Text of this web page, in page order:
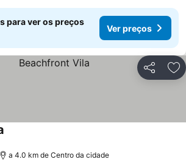
para ver os preços
Ver preços
Partilhar
a 4.0 km de Centro da cidade